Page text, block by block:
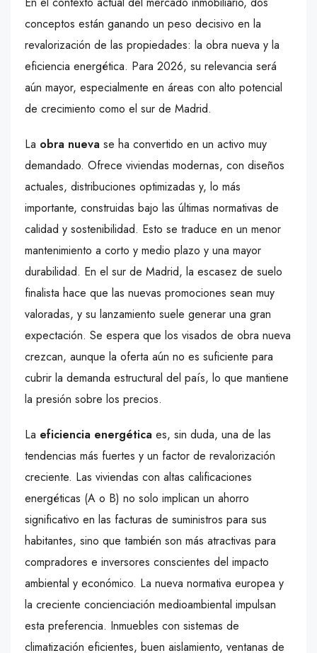
conceptos están ganando un peso decisivo en la
revalorización de las propiedades: la obra nueva y la
eficiencia energética. Para 2026, su relevancia será
aún mayor, especialmente en áreas con alto potencial
de crecimiento como el sur de Madrid.
La obra nueva se ha convertido en un activo muy
demandado. Ofrece viviendas modernas, con diseños
actuales, distribuciones optimizadas y, lo más
importante, construidas bajo las últimas normativas de
calidad y sostenibilidad. Esto se traduce en un menor
mantenimiento a corto y medio plazo y una mayor
durabilidad. En el sur de Madrid, la escasez de suelo
finalista hace que las nuevas promociones sean muy
valoradas, y su lanzamiento suele generar una gran
expectación. Se espera que los visados de obra nueva
crezcan, aunque la oferta aún no es suficiente para
cubrir la demanda estructural del país, lo que mantiene
la presión sobre los precios.
La eficiencia energética es, sin duda, una de las
tendencias más fuertes y un factor de revalorización
creciente. Las viviendas con altas calificaciones
energéticas (A o B) no solo implican un ahorro
significativo en las facturas de suministros para sus
habitantes, sino que también son más atractivas para
compradores e inversores conscientes del impacto
ambiental y económico. La nueva normativa europea y
la creciente concienciación medioambiental impulsan
esta preferencia. Inmuebles con sistemas de
climatización eficientes, buen aislamiento, ventanas de